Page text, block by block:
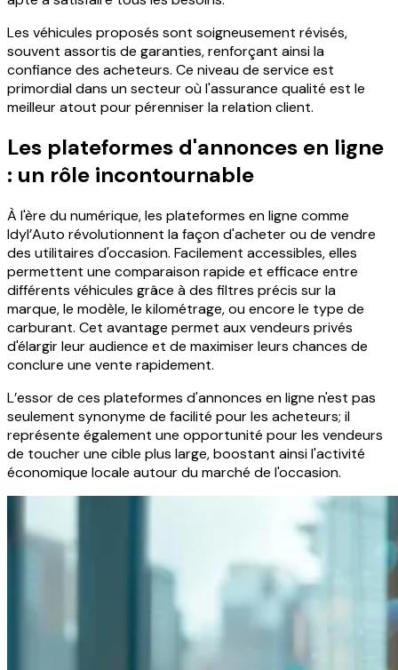
Les véhicules proposés sont soigneusement révisés,
souvent assortis de garanties, renforçant ainsi la
confiance des acheteurs. Ce niveau de service est
primordial dans un secteur où l'assurance qualité est le
meilleur atout pour pérenniser la relation client.
Les plateformes d'annonces en ligne
: un rôle incontournable
À l'ère du numérique, les plateformes en ligne comme
Idyl’Auto révolutionnent la façon d'acheter ou de vendre
des utilitaires d'occasion. Facilement accessibles, elles
permettent une comparaison rapide et efficace entre
différents véhicules grâce à des filtres précis sur la
marque, le modèle, le kilométrage, ou encore le type de
carburant. Cet avantage permet aux vendeurs privés
d'élargir leur audience et de maximiser leurs chances de
conclure une vente rapidement.
L’essor de ces plateformes d'annonces en ligne n'est pas
seulement synonyme de facilité pour les acheteurs; il
représente également une opportunité pour les vendeurs
de toucher une cible plus large, boostant ainsi l'activité
économique locale autour du marché de l'occasion.